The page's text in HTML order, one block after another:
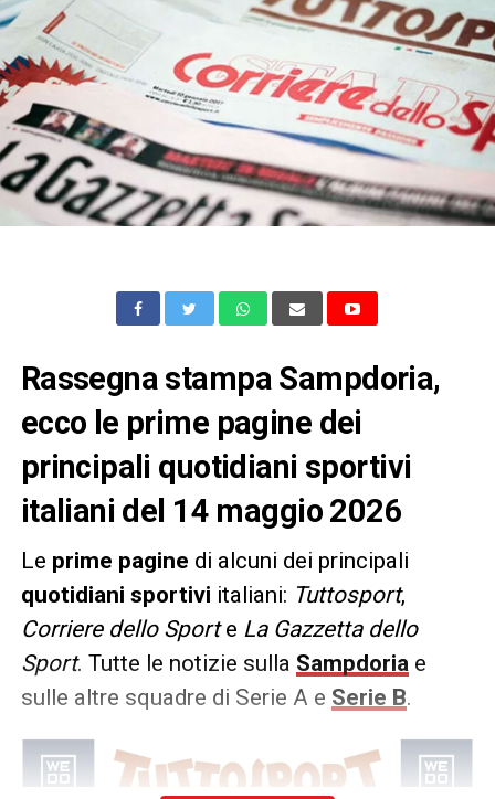
Rassegna stampa Sampdoria,
ecco le prime pagine dei
principali quotidiani sportivi
italiani del 14 maggio 2026
Le prime pagine di alcuni dei principali
quotidiani sportivi italiani: Tuttosport,
Corriere dello Sporte La Gazzetta dello
Sport. Tutte le notizie sulla Sampdoriae
sulle altre squadre di Serie A e Serie B.